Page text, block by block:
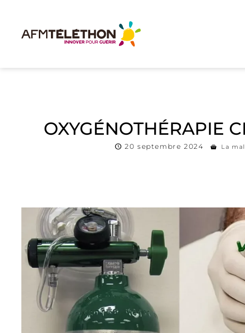
OXYGÉNOTHÉRAPIE
20 septembre 2024 La